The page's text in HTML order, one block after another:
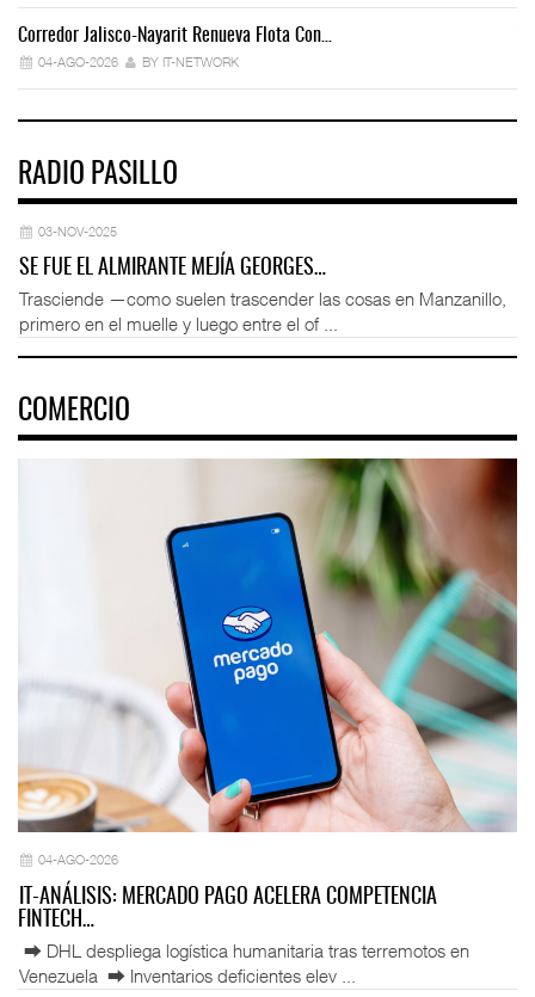
Corredor Jalisco-Nayarit Renueva Flota Con…
04-AGO-2026 BY IT-NETWORK
RADIO PASILLO
03-NOV-2025
SE FUE EL ALMIRANTE MEJÍA GEORGES…
Trasciende —como suelen trascender las cosas en Manzanillo,
primero en el muelle y luego entre el of ...
COMERCIO
04-AGO-2026
IT-ANÁLISIS: MERCADO PAGO ACELERA COMPETENCIA
FINTECH…
⮕ DHL despliega logística humanitaria tras terremotos en
Venezuela ⮕ Inventarios deficientes elev ...